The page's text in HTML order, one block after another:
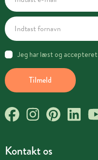
Kontakt os
Tilmeld
Jeg har læst og accepteret